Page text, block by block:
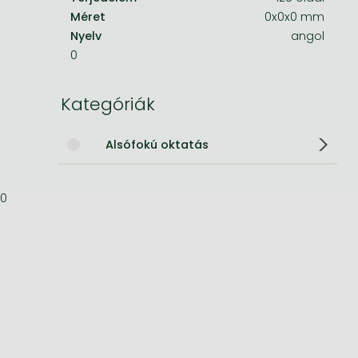
Bleach manga
One-Punch Man manga
Méret
0x0x0 mm
Nyelv
angol
0
Kategóriák
Alsófokú oktatás
0